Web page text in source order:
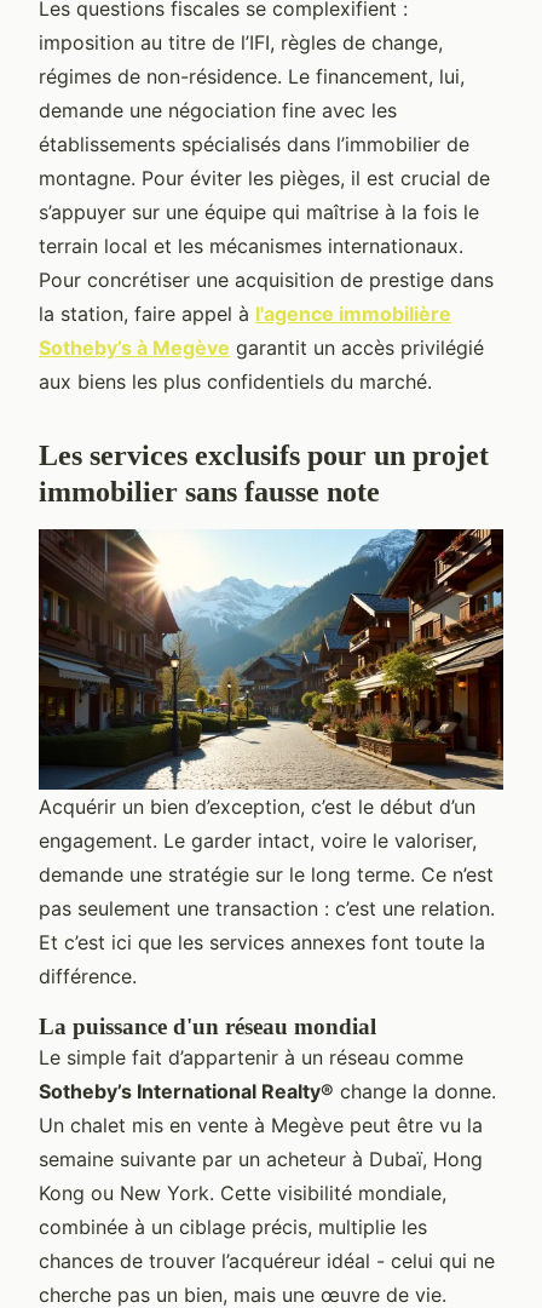
Les questions fiscales se complexifient :
imposition au titre de l’IFI, règles de change,
régimes de non-résidence. Le financement, lui,
demande une négociation fine avec les
établissements spécialisés dans l’immobilier de
montagne. Pour éviter les pièges, il est crucial de
s’appuyer sur une équipe qui maîtrise à la fois le
terrain local et les mécanismes internationaux.
Pour concrétiser une acquisition de prestige dans
la station, faire appel à l'agence immobilière
Sotheby’s à Megève garantit un accès privilégié
aux biens les plus confidentiels du marché.
Les services exclusifs pour un projet
immobilier sans fausse note
Acquérir un bien d’exception, c’est le début d’un
engagement. Le garder intact, voire le valoriser,
demande une stratégie sur le long terme. Ce n’est
pas seulement une transaction : c’est une relation.
Et c’est ici que les services annexes font toute la
différence.
La puissance d'un réseau mondial
Le simple fait d’appartenir à un réseau comme
Sotheby’s International Realty® change la donne.
Un chalet mis en vente à Megève peut être vu la
semaine suivante par un acheteur à Dubaï, Hong
Kong ou New York. Cette visibilité mondiale,
combinée à un ciblage précis, multiplie les
chances de trouver l’acquéreur idéal - celui qui ne
cherche pas un bien, mais une œuvre de vie.